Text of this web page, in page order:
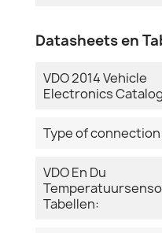
Datasheets en
VDO 2014 Vehicle
Electronics
Type of
VDO En Du
Tabellen: